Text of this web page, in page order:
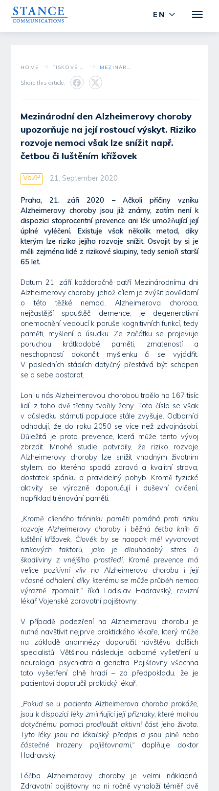
EN
HOME
Share this article:
Mezinárodní den Alzheimerovy choroby
upozorňuje na její rostoucí výskyt. Riziko
rozvoje nemoci však lze snížit např.
četbou či luštěním křížovek
VoZP 21. September 2020
Praha, 21. září 2020 – Ačkoli příčiny vzniku
Alzheimerovy choroby jsou již známy, zatím není k
dispozici stoprocentní prevence ani lék umožňující její
úplné vyléčení. Existuje však několik metod, díky
kterým lze riziko jejího rozvoje snížit. Osvojit by si je
měli zejména lidé z rizikové skupiny, tedy senioři starší
65 let.
Datum 21. září každoročně patří Mezinárodnímu dni
Alzheimerovy choroby, jehož cílem je zvýšit povědomí
o této těžké nemoci. Alzheimerova choroba,
nejčastější spouštěč demence, je degenerativní
onemocnění vedoucí k poruše kognitivních funkcí, tedy
paměti, myšlení a úsudku. Ze začátku se projevuje
poruchou krátkodobé paměti, zmateností a
neschopností dokončit myšlenku či se vyjádřit.
V posledních stádiích dotyčný přestává být schopen
se o sebe postarat.
Loni u nás Alzheimerovou chorobou trpělo na 167 tisíc
lidí, z toho dvě třetiny tvořily ženy. Toto číslo se však
v důsledku stárnutí populace stále zvyšuje. Odborníci
odhadují, že do roku 2050 se více než zdvojnásobí.
Důležitá je proto prevence, která může tento vývoj
zbrzdit. Mnohé studie potvrdily, že riziko rozvoje
Alzheimerovy choroby lze snížit vhodným životním
stylem, do kterého spadá zdravá a kvalitní strava,
dostatek spánku a pravidelný pohyb. Kromě fyzické
aktivity se výrazně doporučují i duševní cvičení,
například trénování paměti.
„Kromě cíleného tréninku paměti pomáhá proti riziku
rozvoje Alzheimerovy choroby i běžná četba knih či
luštění křížovek. Člověk by se naopak měl vyvarovat
rizikových faktorů, jako je dlouhodobý stres či
škodliviny z vnějšího prostředí. Kromě prevence má
velice pozitivní vliv na Alzheimerovu chorobu i její
včasné odhalení, díky kterému se může průběh nemoci
výrazně zpomalit,“ říká Ladislav Hadravský, revizní
lékař Vojenské zdravotní pojišťovny.
V případě podezření na Alzheimerovu chorobu je
nutné navštívit nejprve praktického lékaře, který může
na základě anamnézy doporučit návštěvu dalších
specialistů. Většinou následuje odborné vyšetření u
neurologa, psychiatra a geriatra. Pojišťovny všechna
tato vyšetření plně hradí – za předpokladu, že je
pacientovi doporučil praktický lékař.
„Pokud se u pacienta Alzheimerova choroba prokáže,
jsou k dispozici léky zmírňující její příznaky, které mohou
dotyčnému pomoci prodloužit aktivní část jeho života.
Tyto léky jsou na lékařský předpis a jsou plně nebo
částečně hrazeny pojišťovnami,“ doplňuje doktor
Hadravský.
Léčba Alzheimerovy choroby je velmi nákladná.
Zdravotní pojišťovny na ni ročně vynaloží téměř dvě